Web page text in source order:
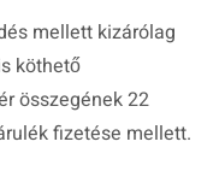
mellett kizárólag
köthető
összegének 22
fizetése mellett.